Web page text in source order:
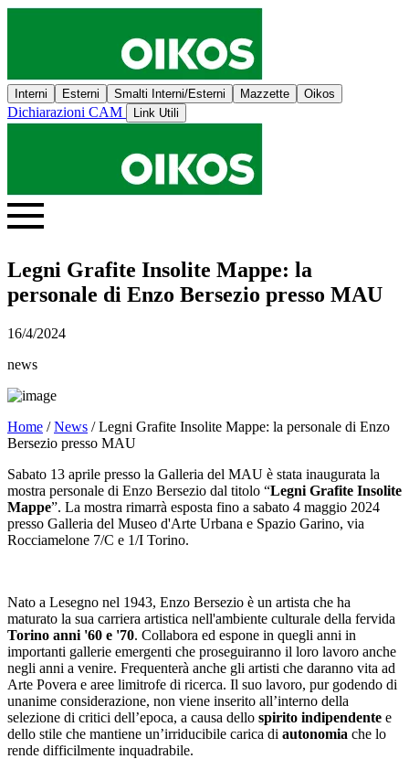
Interni Esterni Smalti Interni/Esterni Mazzette Oikos
Dichiarazioni CAM Link Utili
Legni Grafite Insolite Mappe: la
personale di Enzo Bersezio presso MAU
16/4/2024
news
Home /News / Legni Grafite Insolite Mappe: la personale di Enzo
Bersezio presso MAU
Sabato 13 aprile presso la Galleria del MAU è stata inaugurata la
mostra personale di Enzo Bersezio dal titolo “Legni Grafite Insolite
Mappe”. La mostra rimarrà esposta fino a sabato 4 maggio 2024
presso Galleria del Museo d'Arte Urbana e Spazio Garino, via
Rocciamelone 7/C e 1/I Torino.
Nato a Lesegno nel 1943, Enzo Bersezio è un artista che ha
maturato la sua carriera artistica nell'ambiente culturale della fervida
Torino anni '60 e '70. Collabora ed espone in quegli anni in
importanti gallerie emergenti che proseguiranno il loro lavoro anche
negli anni a venire. Frequenterà anche gli artisti che daranno vita ad
Arte Povera e aree limitrofe di ricerca. Il suo lavoro, pur godendo di
unanime considerazione, non viene inserito all’interno della
selezione di critici dell’epoca, a causa dello spirito indipendente e
dello stile che mantiene un’irriducibile carica di autonomia che lo
rende difficilmente inquadrabile.